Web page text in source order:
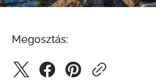
Megosztás: